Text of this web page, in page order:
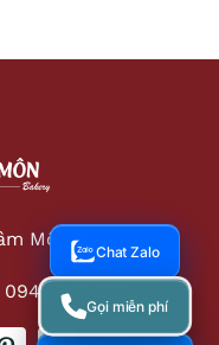
Môn Bakery
0949.806.383
Chat Zalo
Gọi miễn phí